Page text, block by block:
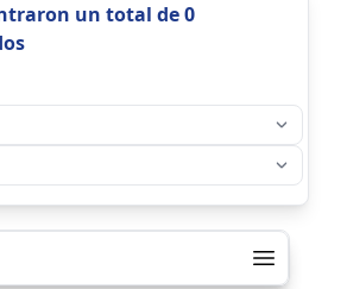
un total de 0